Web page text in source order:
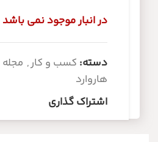
در انبار موجود نمی باشد
دسته: کسب و کار,
هاروارد
اشتراک گذاری